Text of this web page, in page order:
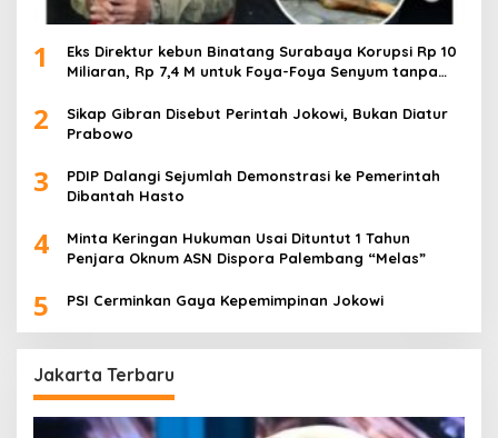
1
Eks Direktur kebun Binatang Surabaya Korupsi Rp 10
Miliaran, Rp 7,4 M untuk Foya-Foya Senyum tanpa
2
Sikap Gibran Disebut Perintah Jokowi, Bukan Diatur
Prabowo
3
PDIP Dalangi Sejumlah Demonstrasi ke Pemerintah
Dibantah Hasto
4
Minta Keringan Hukuman Usai Dituntut 1 Tahun
Penjara Oknum ASN Dispora Palembang “Melas”
5 PSI Cerminkan Gaya Kepemimpinan Jokowi
Jakarta Terbaru